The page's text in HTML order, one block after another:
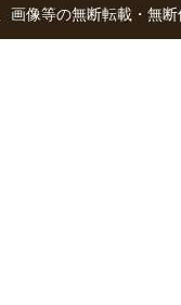
画像等の無断転載・無